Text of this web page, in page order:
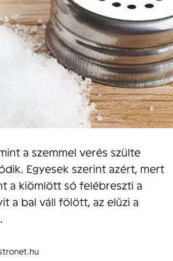
a szemmel verés szülte
Egyesek szerint azért, mert
a kiömlött só felébreszti a
a bal váll fölött, az elűzi a